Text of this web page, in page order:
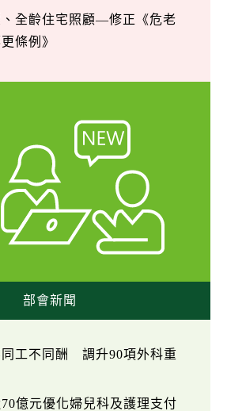
全齡住宅照顧—修正《危老
條例》
部會新聞
同工不同酬 調升90項外科重
億元優化婦兒科及護理支付